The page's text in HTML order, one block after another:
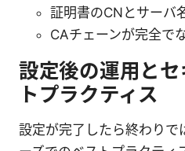
証明書のCNとサーバ
CAチェーンが完全で
設定後の運用と
トプラクティス
設定が完了したら終わりで